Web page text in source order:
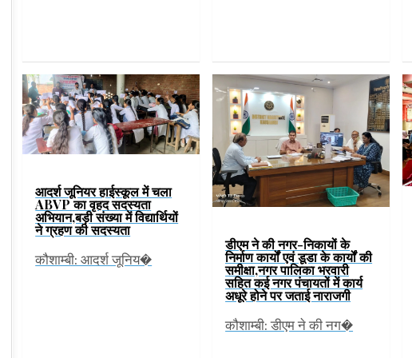
आदर्श जूनियर हाईस्कूल में चला
ABVP का वृहद सदस्यता
अभियान,बड़ी संख्या में विद्यार्थियों
ने ग्रहण की सदस्यता
कौशाम्बी: आदर्श जूनिय�
डीएम ने की नगर-निकायों के
निर्माण कार्यों एवं डूडा के कार्यों की
समीक्षा,नगर पालिका भरवारी
सहित कई नगर पंचायतों में कार्य
अधूरे होने पर जताई नाराजगी
कौशाम्बी: डीएम ने की नग�